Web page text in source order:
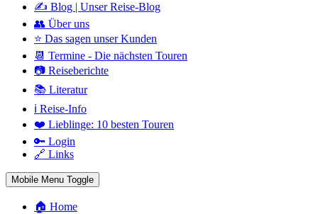
✍️ Blog | Unser Reise-Blog
👥 Über uns
⭐ Das sagen unser Kunden
📆 Termine - Die nächsten Touren
📷 Reiseberichte
📚 Literatur
ℹ️ Reise-Info
❤️ Lieblinge: 10 besten Touren
🔑 Login
🔗 Links
Mobile Menu Toggle
🏠 Home